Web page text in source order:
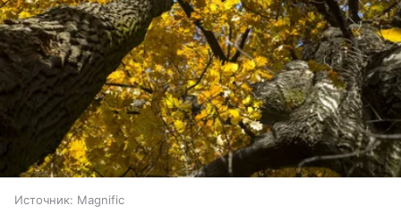
Источник: Magnific